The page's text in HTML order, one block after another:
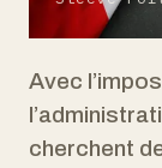
Avec
cherchent